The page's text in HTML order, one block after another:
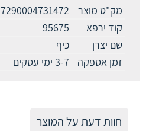
מק"ט מוצר
7290004731472
קוד ירפא
95675
שם יצרן
כיף
זמן אספקה
3-7 ימי עסקים
חוות דעת על המוצר